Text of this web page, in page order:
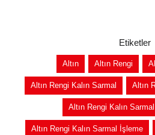
Etiketler
Altın Altın Rengi
Altın Rengi Kalın Sarmal Altın
Altın Rengi Kalın
Altın Rengi Kalın Sarmal İşleme